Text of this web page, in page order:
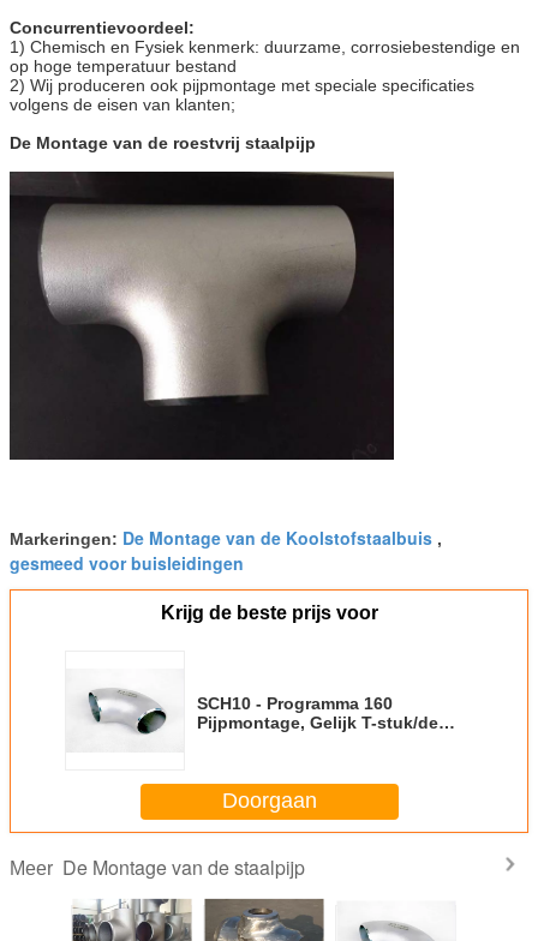
Concurrentievoordeel:
1) Chemisch en Fysiek kenmerk: duurzame, corrosiebestendige en
op hoge temperatuur bestand
2) Wij produceren ook pijpmontage met speciale specificaties
volgens de eisen van klanten;
De Montage van de roestvrij staalpijp
Markeringen: De Montage van de Koolstofstaalbuis ,
gesmeed voor buisleidingen
Krijg de beste prijs voor
SCH10 - Programma 160
Pijpmontage, Gelijk T-stuk/de
Doorgaan
Meer De Montage van de staalpijp